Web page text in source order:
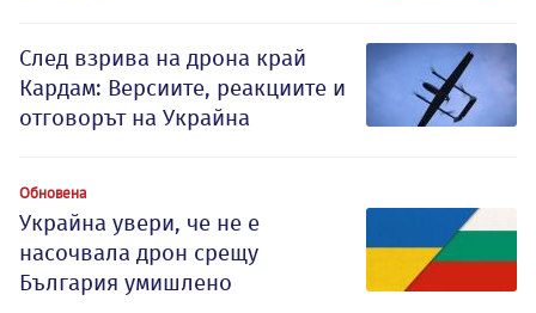
След взрива на дрона край
Кардам: Версиите, реакциите и
отговорът на Украйна
Обновена
Украйна увери, че не е
насочвала дрон срещу
България умишлено